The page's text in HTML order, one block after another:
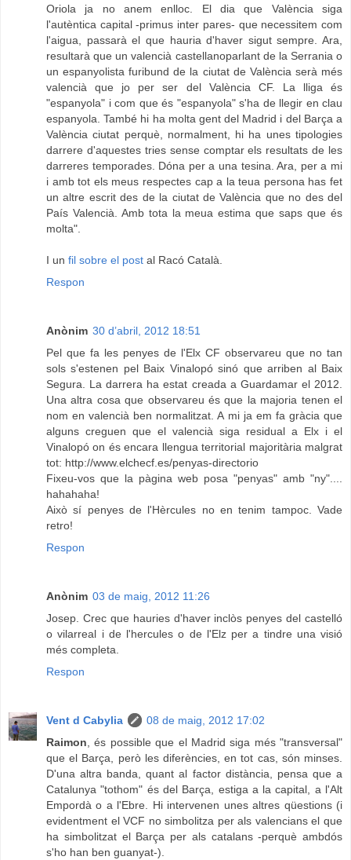
Oriola ja no anem enlloc. El dia que València siga
l'autèntica capital -primus inter pares- que necessitem com
l'aigua, passarà el que hauria d'haver sigut sempre. Ara,
resultarà que un valencià castellanoparlant de la Serrania o
un espanyolista furibund de la ciutat de València serà més
valencià que jo per ser del València CF. La lliga és
"espanyola" i com que és "espanyola" s'ha de llegir en clau
espanyola. També hi ha molta gent del Madrid i del Barça a
València ciutat perquè, normalment, hi ha unes tipologies
darrere d'aquestes tries sense comptar els resultats de les
darreres temporades. Dóna per a una tesina. Ara, per a mi
i amb tot els meus respectes cap a la teua persona has fet
un altre escrit des de la ciutat de València que no des del
País Valencià. Amb tota la meua estima que saps que és
molta".
I un fil sobre el post al Racó Català.
Respon
Anònim 30 d’abril, 2012 18:51
Pel que fa les penyes de l'Elx CF observareu que no tan
sols s'estenen pel Baix Vinalopó sinó que arriben al Baix
Segura. La darrera ha estat creada a Guardamar el 2012.
Una altra cosa que observareu és que la majoria tenen el
nom en valencià ben normalitzat. A mi ja em fa gràcia que
alguns creguen que el valencià siga residual a Elx i el
Vinalopó on és encara llengua territorial majoritària malgrat
tot: http://www.elchecf.es/penyas-directorio
Fixeu-vos que la pàgina web posa "penyas" amb "ny"....
hahahaha!
Això sí penyes de l'Hèrcules no en tenim tampoc. Vade
retro!
Respon
Anònim 03 de maig, 2012 11:26
Josep. Crec que hauries d'haver inclòs penyes del castelló
o vilarreal i de l'hercules o de l'Elz per a tindre una visió
més completa.
Respon
Vent d Cabylia
08 de maig, 2012 17:02
Raimon , és possible que el Madrid siga més "transversal"
que el Barça, però les diferències, en tot cas, són minses.
D'una altra banda, quant al factor distància, pensa que a
Catalunya "tothom" és del Barça, estiga a la capital, a l'Alt
Empordà o a l'Ebre. Hi intervenen unes altres qüestions (i
evidentment el VCF no simbolitza per als valencians el que
ha simbolitzat el Barça per als catalans -perquè ambdós
s'ho han ben guanyat-).